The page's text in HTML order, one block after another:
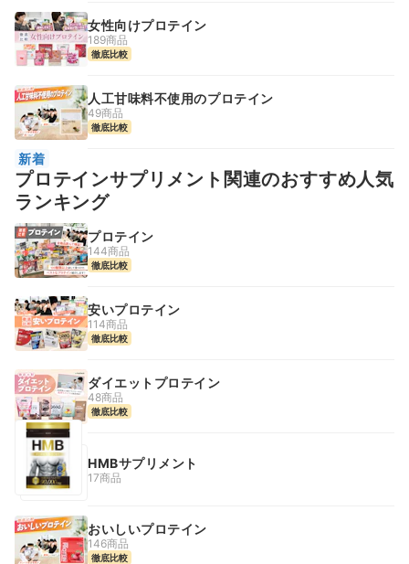
女性向けプロテイン
189商品
徹底比較
人工甘味料不使用のプロテイン
49商品
徹底比較
新着
プロテインサプリメント関連のおすすめ人気
ランキング
プロテイン
144商品
徹底比較
安いプロテイン
114商品
徹底比較
ダイエットプロテイン
48商品
徹底比較
HMBサプリメント
17商品
おいしいプロテイン
146商品
徹底比較